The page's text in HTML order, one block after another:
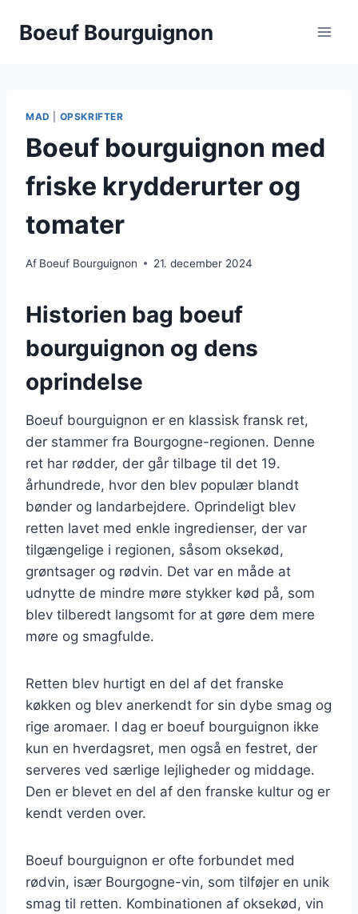
Boeuf Bourguignon
MAD OPSKRIFTER
Boeuf bourguignon med
friske krydderurter og
tomater
Af Boeuf Bourguignon 21. december 2024
Historien bag boeuf
bourguignon og dens
oprindelse
Boeuf bourguignon er en klassisk fransk ret,
der stammer fra Bourgogne-regionen. Denne
ret har rødder, der går tilbage til det 19.
århundrede, hvor den blev populær blandt
bønder og landarbejdere. Oprindeligt blev
retten lavet med enkle ingredienser, der var
tilgængelige i regionen, såsom oksekød,
grøntsager og rødvin. Det var en måde at
udnytte de mindre møre stykker kød på, som
blev tilberedt langsomt for at gøre dem mere
møre og smagfulde.
Retten blev hurtigt en del af det franske
køkken og blev anerkendt for sin dybe smag og
rige aromaer. I dag er boeuf bourguignon ikke
kun en hverdagsret, men også en festret, der
serveres ved særlige lejligheder og middage.
Den er blevet en del af den franske kultur og er
kendt verden over.
Boeuf bourguignon er ofte forbundet med
rødvin, især Bourgogne-vin, som tilføjer en unik
smag til retten. Kombinationen af oksekød, vin